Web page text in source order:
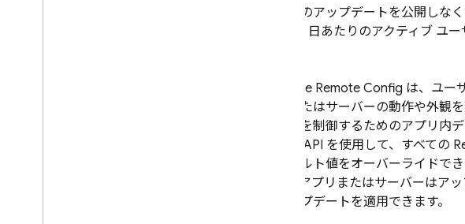
アプリのアップデートを公開しな
らず、1 日あたりのアクティブ ユ
Firebase Remote Config は、ユー
プリまたはサーバーの動作や外観
や外観を制御するためのアプリ内
エンド API を使用して、すべての
デフォルト値をオーバーライドで
ます。アプリまたはサーバーはア
くアップデートを適用できます。